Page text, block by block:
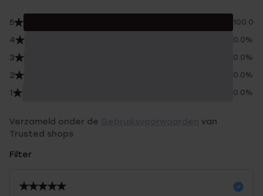
5 100.0%
4 0.0%
3 0.0%
2 0.0%
1 0.0%
Verzameld onder de
van
Trusted shops
Filter